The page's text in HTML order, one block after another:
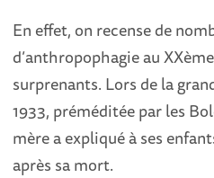
En effet, on recense de
d’anthropophagie au
surprenants. Lors de la
1933, préméditée par les
mère a expliqué à ses
après sa mort.